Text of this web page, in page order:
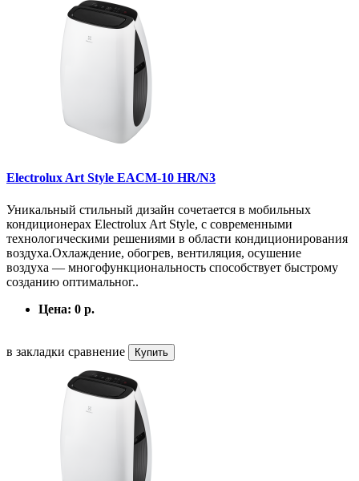
Electrolux Art Style EACM-10 HR/N3
Уникальный стильный дизайн сочетается в мобильных
кондиционерах Electrolux Art Style, с современными
технологическими решениями в области кондиционирования
воздуха.Охлаждение, обогрев, вентиляция, осушение
воздуха — многофункциональность способствует быстрому
созданию оптимальног..
Цена: 0 р.
в закладки сравнение Купить